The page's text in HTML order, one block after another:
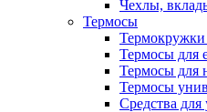
Чехлы,
Термосы
Термокружки
Термосы для
Термосы для
Термосы
Средства для